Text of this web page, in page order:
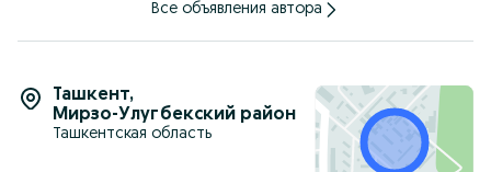
Все объявления автора
Ташкент,
Мирзо-Улугбекский район
Ташкентская область